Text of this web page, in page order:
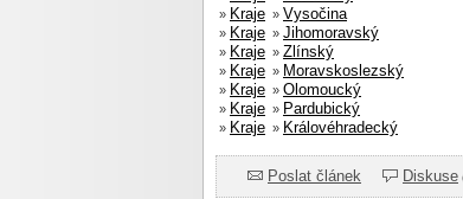
» Kraje » Vysočina
» Kraje » Jihomoravský
» Kraje » Zlínský
» Kraje » Moravskoslezský
» Kraje » Olomoucký
» Kraje » Pardubický
» Kraje » Královéhradecký
Poslat článek Diskuse